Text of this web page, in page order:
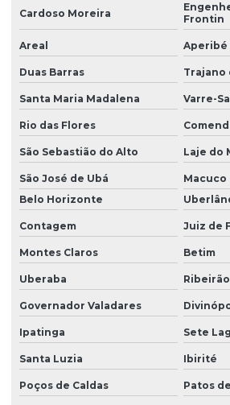
Cardoso Moreira
Frontin
Areal Aperibé
Duas Barras Trajano
Santa Maria Madalena Varre-
Rio das Flores
São Sebastião do Alto Laje do
São José de Ubá
Macuco
Belo Horizonte
Contagem Juiz de
Montes Claros Betim
Uberaba
Governador Valadares
Ipatinga Sete
Santa Luzia Ibirité
Poços de Caldas Patos